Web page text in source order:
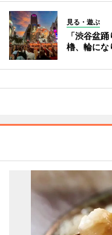
見る・遊ぶ
「渋谷盆
櫓、輪にな